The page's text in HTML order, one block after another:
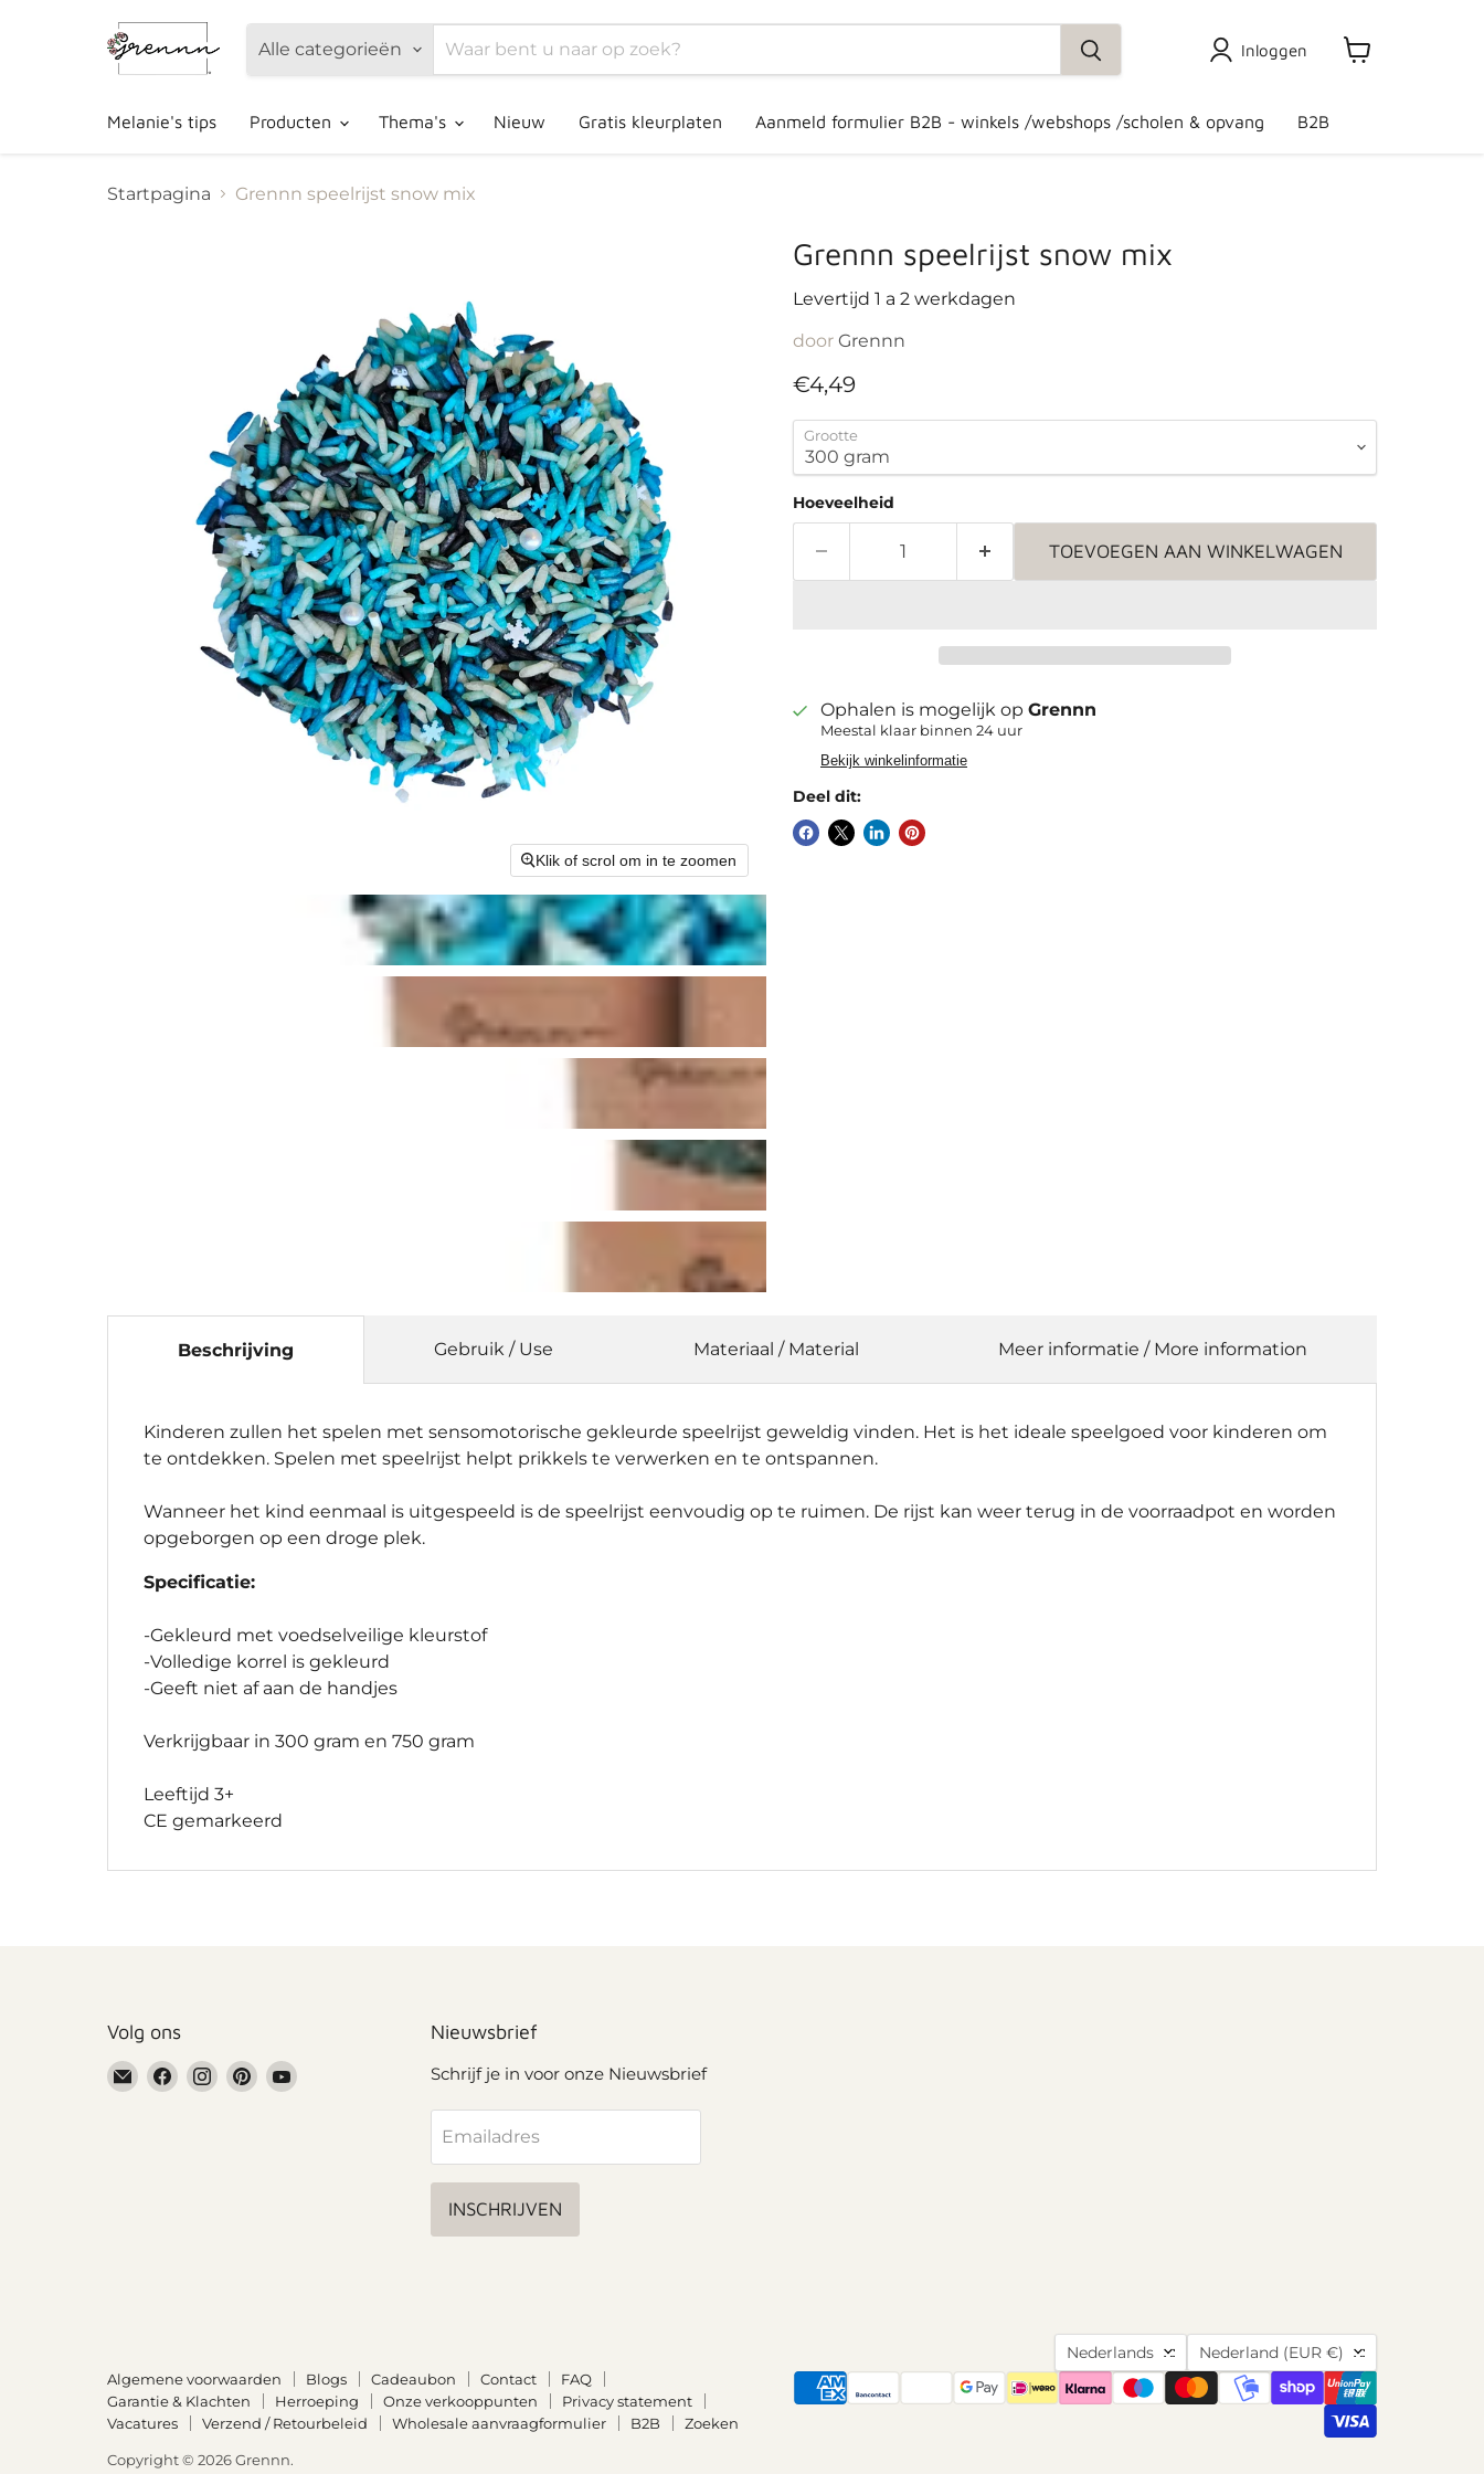
Alle categorieën Inloggen
Melanie's tips Producten Thema's Nieuw Gratis kleurplaten Aanmeld formulier B2B - winkels /webshops /scholen & opvang B2B
Startpagina Grennn speelrijst snow mix
Klik of scrol om in te zoomen
Grennn speelrijst snow mix
Levertijd 1 a 2 werkdagen
door Grennn
Huidige prijs
€4,49
Grootte
Hoeveelheid
TOEVOEGEN AAN WINKELWAGEN
Ophalen is mogelijk op Grennn
Meestal klaar binnen 24 uur
Bekijk winkelinformatie
Deel dit:
Beschrijving
Kinderen zullen het spelen met sensomotorische gekleurde speelrijst geweldig vinden. Het is het ideale speelgoed voor kinderen om
te ontdekken. Spelen met speelrijst helpt prikkels te verwerken en te ontspannen.
Wanneer het kind eenmaal is uitgespeeld is de speelrijst eenvoudig op te ruimen. De rijst kan weer terug in de voorraadpot en worden
opgeborgen op een droge plek.
Specificatie:
-Gekleurd met voedselveilige kleurstof
-Volledige korrel is gekleurd
-Geeft niet af aan de handjes
Verkrijgbaar in 300 gram en 750 gram
Leeftijd 3+
CE gemarkeerd
Gebruik / Use Materiaal / Material Meer informatie / More information
Volg ons
EmailVindVindVindVind
Nieuwsbrief
Schrijf je in voor onze Nieuwsbrief
Emailadres
INSCHRIJVEN
Taal
Nederlands Land
Nederland (EUR €)
Algemene voorwaarden Blogs Cadeaubon Contact
FAQ
Garantie & Klachten
Herroeping Onze verkooppunten
Privacy statement
Vacatures
Verzend / Retourbeleid Wholesale aanvraagformulier B2B Zoeken
Copyright © 2026 Grennn.